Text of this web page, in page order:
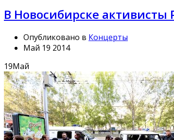
В Новосибирске
Опубликовано в Концерты
Май 19 2014
19Май